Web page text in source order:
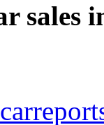
sales